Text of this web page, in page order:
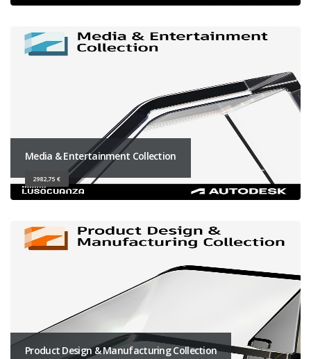
Media & Entertainment Collection
2982,75 €
Product Design & Manufacturing Collection